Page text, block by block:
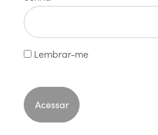
Lembrar-me
a pecuária de corte
3 de julho de 2026